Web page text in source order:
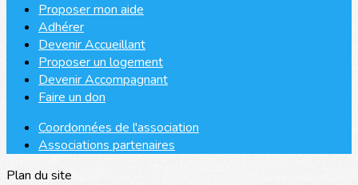
Proposer mon aide
Adhérer
Devenir Accueillant
Proposer un logement
Devenir Accompagnant
Faire un don
Coordonnées de l'association
Associations partenaires
Plan du site